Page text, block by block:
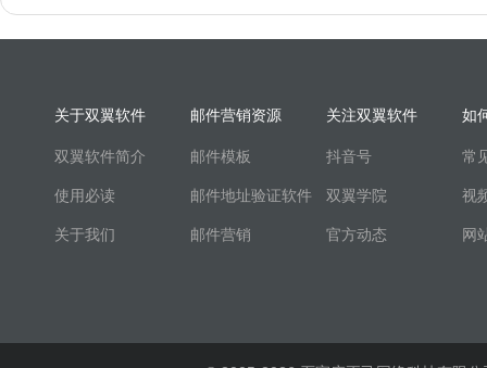
关于双翼软件
双翼软件简介
使用必读
关于我们
邮件营销资源
邮件模板
邮件地址验证软件
邮件营销
关注双翼软件
抖音号
双翼学院
官方动态
如
常
视
网